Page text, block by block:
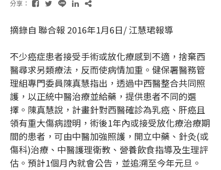
分享：
摘錄自 聯合報 2016年1月6日/ 江慧珺報導
不少癌症患者接受手術或放化療感到不適，捨棄西
醫尋求另類療法，反而使病情加重。健保署醫務管
理組專門委員陳真慧指出，透過中西醫整合共同照
護，以正統中醫治療並給藥，提供患者不同的選
擇。陳真慧說，計畫針對西醫確診為乳癌、肝癌且
領有重大傷病證明，術後1年內或接受放化療治療期
間的患者，可由中醫加強照護，開立中藥、針灸(或
傷科)治療、中醫護理衛教、營養飲食指導及生理評
估。預計1個月內就會公告，並追溯至今年元旦。